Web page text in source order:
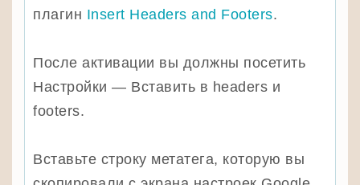
плагин Insert Headers and Footers.
После активации вы должны посетить
Настройки — Вставить в headers и
footers.
Вставьте строку метатега, которую вы